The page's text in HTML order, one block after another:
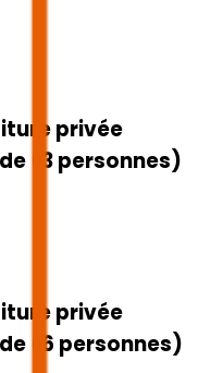
privée
(3 personnes)
privée
(6 personnes)